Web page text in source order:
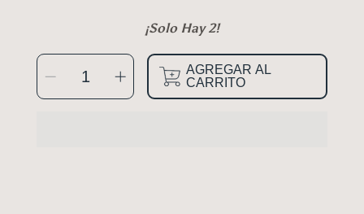
¡Solo Hay 2!
SELECCIONAR
CANTIDAD
Reducir
cantidad
para
Colgante
Aumentar
cantidad
para
Colgante
AGREGAR AL
CARRITO